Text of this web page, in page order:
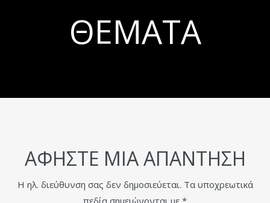
ΘΈΜΑΤΑ
ΑΦΉΣΤΕ ΜΙΑ ΑΠΆΝΤΗΣΗ
Η ηλ. διεύθυνση σας δεν δημοσιεύεται. Τα υποχρεωτικά